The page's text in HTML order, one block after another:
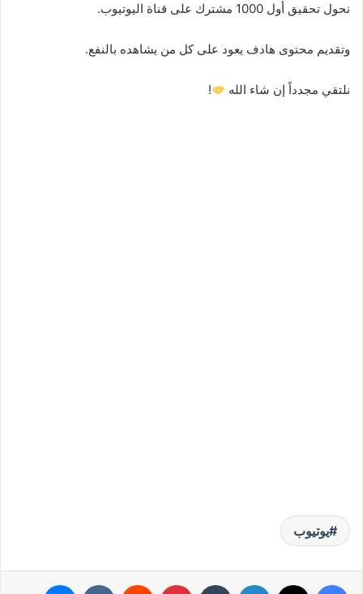
نحول تحقيق أول 1000 مشترك على قناة اليوتيوب.
وتقديم محتوى هادف يعود على كل من يشاهده بالنفع.
نلتقي مجدداً إن شاء الله !
يوتيوب